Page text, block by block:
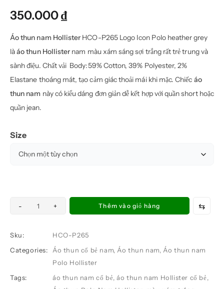
350.000₫
Áo thun nam Hollister HCO-P265 Logo Icon Polo heather grey
làáo thun Hollister nam màu xám sáng sợi trắng rất trẻ trung và
sành điệu. Chất vải Body:59% Cotton, 39% Polyester, 2%
Elastane thoáng mát, tạo cảm giác thoải mái khi mặc. Chiếc áo
thun nam này có kiểu dáng đơn giản dễ kết hợp với quần short hoặc
quần jean.
Size
-
Áo
HCO-
+ Thêm vào giỏ hàng ⇆
Sku:
HCO-P265
Categories:
Áo thun cổ bẻ nam,Áo thun nam,Áo thun nam
Polo Hollister
Tags:
áo thun nam cổ bẻ,áo thun nam Hollister cổ bẻ,